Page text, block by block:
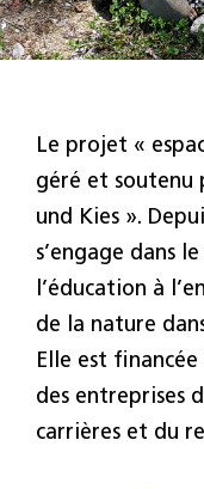
Le projet «
géré et soutenu
und Kies ».
s’engage dans
l’éducation à
de la nature
Elle est
des entreprises
carrières et du